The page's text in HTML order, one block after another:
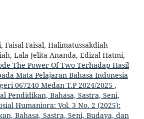
Faisal Faisal, Halimatussakdiah
Lala Jelita Ananda, Edizal Hatmi,
The Power Of Two Terhadap Hasil
Mata Pelajaran Bahasa Indonesia
067240 Medan T.P 2024/2025 ,
Pendidikan, Bahasa, Sastra, Seni,
Humaniora: Vol. 3 No. 2 (2025):
Bahasa, Sastra, Seni, Budaya, dan